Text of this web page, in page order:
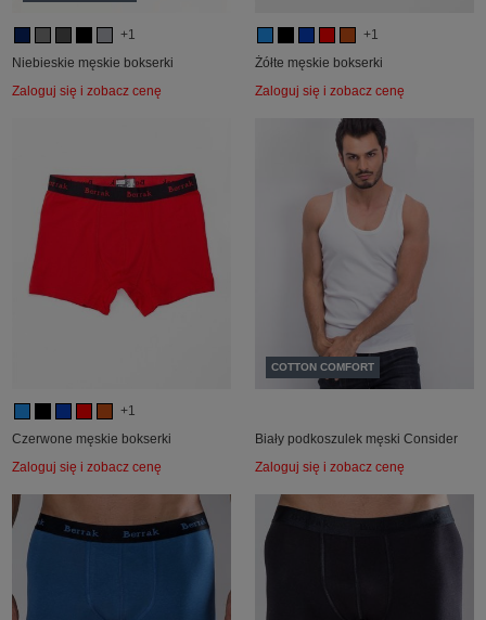
+1
Niebieskie męskie bokserki
Zaloguj się i zobacz cenę
+1
Żółte męskie bokserki
Zaloguj się i zobacz cenę
+1
Czerwone męskie bokserki
Zaloguj się i zobacz cenę
COTTON COMFORT
Biały podkoszulek męski Consider
Zaloguj się i zobacz cenę